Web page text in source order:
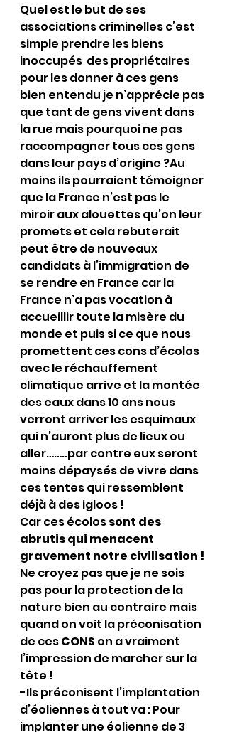
Quel est le but de ses
associations criminelles c’est
simple prendre les biens
inoccupés  des propriétaires
pour les donner à ces gens
bien entendu je n’apprécie pas
que tant de gens vivent dans
la rue mais pourquoi ne pas
raccompagner tous ces gens
dans leur pays d’origine ?Au
moins ils pourraient témoigner
que la France n’est pas le
miroir aux alouettes qu’on leur
promets et cela rebuterait
peut être de nouveaux
candidats à l’immigration de
se rendre en France car la
France n’a pas vocation à
accueillir toute la misère du
monde et puis si ce que nous
promettent ces cons d’écolos
avec le réchauffement
climatique arrive et la montée
des eaux dans 10 ans nous
verront arriver les esquimaux
qui n’auront plus de lieux ou
aller……..par contre eux seront
moins dépaysés de vivre dans
ces tentes qui ressemblent
déjà à des igloos !
Car ces écolos sont des
abrutis qui menacent
gravement notre civilisation !
Ne croyez pas que je ne sois
pas pour la protection de la
nature bien au contraire mais
quand on voit la préconisation
de ces CONS on a vraiment
l’impression de marcher sur la
tête !
-Ils préconisent l’implantation
d’éoliennes à tout va : Pour
implanter une éolienne de 3